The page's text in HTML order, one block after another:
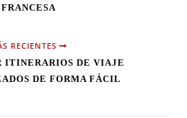
FRANCESA
RECIENTES
ITINERARIOS DE VIAJE
DE FORMA FÁCIL